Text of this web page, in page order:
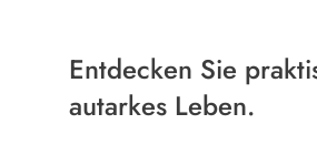
Entdecken Sie
autarkes Leben.